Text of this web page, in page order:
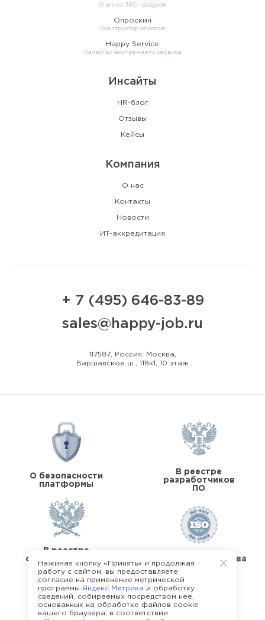
Оценка 360 градусов
Опроскин
Конструктор опросов
Happy Service
Качество внутреннего сервиса
Инсайты
HR-блог
Отзывы
Кейсы
Компания
О нас
Контакты
Новости
ИТ-аккредитация
+ 7 (495) 646-83-89
sales@happy-job.ru
117587, Россия, Москва,
Варшавское ш., 118к1, 10 этаж
О безопасности
платформы
В реестре
разработчиков
ПО
В реестре
операторов перс.
данных
Стандарты качества
Нажимая кнопку «Принять» и продолжая
работу с сайтом, вы предоставляете
согласие на применение метрической
программы Яндекс Метрика и обработку
сведений, собираемых посредством нее,
основанных на обработке файлов cookie
вашего браузера, в соответствии